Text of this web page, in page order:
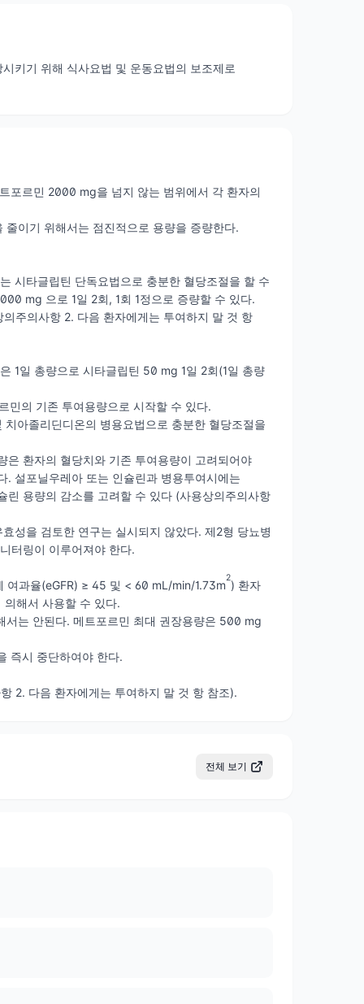
키기 위해 식사요법 및 운동요법의 보조제로
포르민 2000 mg을 넘지 않는 범위에서 각 환자의
이기 위해서는 점진적으로 용량을 증량한다.
시타글립틴 단독요법으로 충분한 혈당조절을 할 수
mg 으로 1일 2회, 1회 1정으로 증량할 수 있다.
주의사항 2. 다음 환자에게는 투여하지 말 것 항
1일 총량으로 시타글립틴 50 mg 1일 2회(1일 총량
민의 기존 투여용량으로 시작할 수 있다.
아졸리딘디온의 병용요법으로 충분한 혈당조절을
환자의 혈당치와 기존 투여용량이 고려되어야
설포닐우레아 또는 인슐린과 병용투여시에는
용량의 감소를 고려할 수 있다 (사용상의주의사항
성을 검토한 연구는 실시되지 않았다. 제2형 당뇨병
터링이 이루어져야 한다.
과율(eGFR) ≥ 45 및 < 60 mL/min/1.73m
2
) 환자
해서 사용할 수 있다.
는 안된다. 메트포르민 최대 권장용량은 500 mg
즉시 중단하여야 한다.
2. 다음 환자에게는 투여하지 말 것 항 참조).
전체 보기